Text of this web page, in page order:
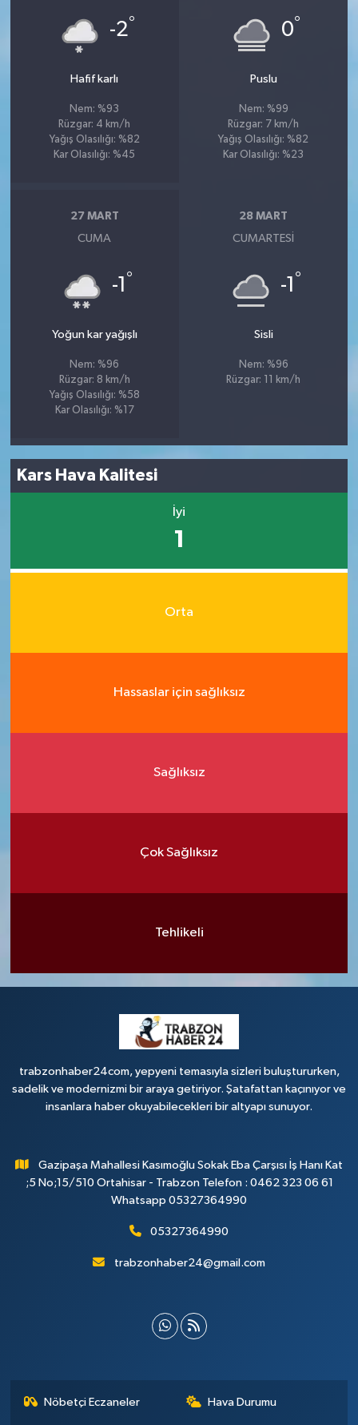
-2°
Hafif karlı
Nem: %93
Rüzgar: 4 km/h
Yağış Olasılığı: %82
Kar Olasılığı: %45
0°
Puslu
Nem: %99
Rüzgar: 7 km/h
Yağış Olasılığı: %82
Kar Olasılığı: %23
27 MART
CUMA
-1 °
Yoğun kar yağışlı
Nem: %96
Rüzgar: 8 km/h
Yağış Olasılığı: %58
Kar Olasılığı: %17
28 MART
CUMARTESI
-1 °
Sisli
Nem: %96
Rüzgar: 11 km/h
Kars Hava Kalitesi
İyi
1
Orta
Hassaslar için sağlıksız
Sağlıksız
Çok Sağlıksız
Tehlikeli
trabzonhaber24com, yepyeni temasıyla sizleri buluştururken,
sadelik ve modernizmi bir araya getiriyor. Şatafattan kaçınıyor ve
insanlara haber okuyabilecekleri bir altyapı sunuyor.
Gazipaşa Mahallesi Kasımoğlu Sokak Eba Çarşısı İş Hanı Kat
;5 No;15/510 Ortahisar - Trabzon Telefon : 0462 323 06 61
Whatsapp 05327364990
05327364990
trabzonhaber24@gmail.com
Nöbetçi Eczaneler Hava Durumu